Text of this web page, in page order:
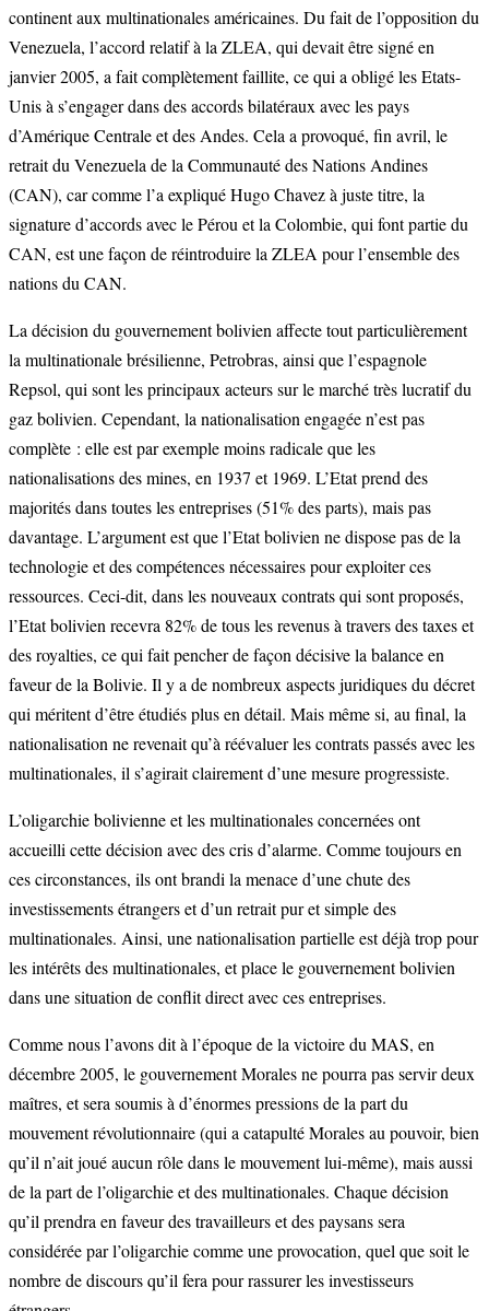
continent aux multinationales américaines. Du fait de l’opposition du
Venezuela, l’accord relatif à la ZLEA, qui devait être signé en
janvier 2005, a fait complètement faillite, ce qui a obligé les Etats-
Unis à s’engager dans des accords bilatéraux avec les pays
d’Amérique Centrale et des Andes. Cela a provoqué, fin avril, le
retrait du Venezuela de la Communauté des Nations Andines
(CAN), car comme l’a expliqué Hugo Chavez à juste titre, la
signature d’accords avec le Pérou et la Colombie, qui font partie du
CAN, est une façon de réintroduire la ZLEA pour l’ensemble des
nations du CAN.
La décision du gouvernement bolivien affecte tout particulièrement
la multinationale brésilienne, Petrobras, ainsi que l’espagnole
Repsol, qui sont les principaux acteurs sur le marché très lucratif du
gaz bolivien. Cependant, la nationalisation engagée n’est pas
complète : elle est par exemple moins radicale que les
nationalisations des mines, en 1937 et 1969. L’Etat prend des
majorités dans toutes les entreprises (51% des parts), mais pas
davantage. L’argument est que l’Etat bolivien ne dispose pas de la
technologie et des compétences nécessaires pour exploiter ces
ressources. Ceci-dit, dans les nouveaux contrats qui sont proposés,
l’Etat bolivien recevra 82% de tous les revenus à travers des taxes et
des royalties, ce qui fait pencher de façon décisive la balance en
faveur de la Bolivie. Il y a de nombreux aspects juridiques du décret
qui méritent d’être étudiés plus en détail. Mais même si, au final, la
nationalisation ne revenait qu’à réévaluer les contrats passés avec les
multinationales, il s’agirait clairement d’une mesure progressiste.
L’oligarchie bolivienne et les multinationales concernées ont
accueilli cette décision avec des cris d’alarme. Comme toujours en
ces circonstances, ils ont brandi la menace d’une chute des
investissements étrangers et d’un retrait pur et simple des
multinationales. Ainsi, une nationalisation partielle est déjà trop pour
les intérêts des multinationales, et place le gouvernement bolivien
dans une situation de conflit direct avec ces entreprises.
Comme nous l’avons dit à l’époque de la victoire du MAS, en
décembre 2005, le gouvernement Morales ne pourra pas servir deux
maîtres, et sera soumis à d’énormes pressions de la part du
mouvement révolutionnaire (qui a catapulté Morales au pouvoir, bien
qu’il n’ait joué aucun rôle dans le mouvement lui-même), mais aussi
de la part de l’oligarchie et des multinationales. Chaque décision
qu’il prendra en faveur des travailleurs et des paysans sera
considérée par l’oligarchie comme une provocation, quel que soit le
nombre de discours qu’il fera pour rassurer les investisseurs